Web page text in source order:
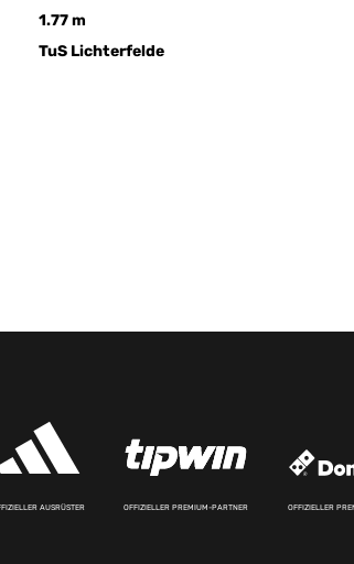
1.77 m
TuS Lichterfelde
AUSRÜSTER OFFIZIELLER PREMIUM-PARTNER OFFIZIELLER